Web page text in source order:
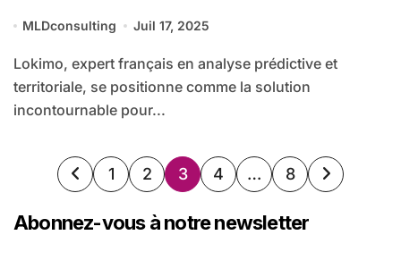
MLDconsulting Juil 17, 2025
Lokimo, expert français en analyse prédictive et
territoriale, se positionne comme la solution
incontournable pour...
Pagination
publications
1 2 3 4 … 8
Abonnez-vous à notre newsletter